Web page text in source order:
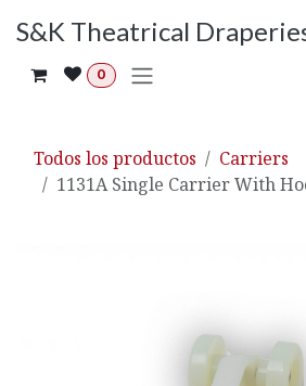
S&K Theatrical
0
Todos los productos
Carriers
1131A Single Carrier With